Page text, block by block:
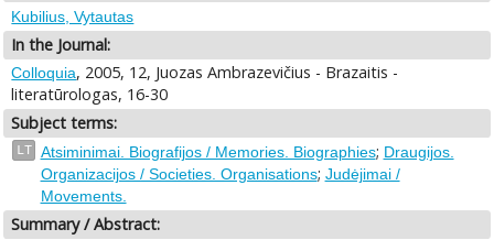
Kubilius, Vytautas
In the Journal:
Colloquia, 2005, 12, Juozas Ambrazevičius - Brazaitis -
literatūrologas, 16-30
Subject terms:
LT Atsiminimai. Biografijos / Memories. Biographies; Draugijos.
Organizacijos / Societies. Organisations; Judėjimai /
Movements.
Summary / Abstract: